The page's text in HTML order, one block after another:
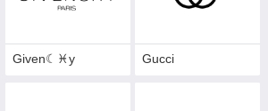
Given☾♓y Gucci